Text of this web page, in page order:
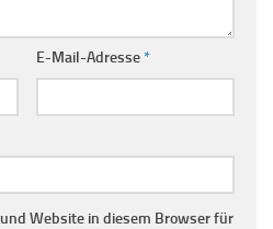
E-Mail-Adresse*
Website in diesem Browser für